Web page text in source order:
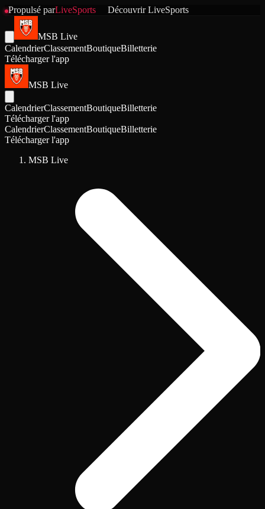
Propulsé parLiveSports DécouvrirLiveSports
MSB Live
CalendrierClassementBoutiqueBilletterie
Télécharger l'app
MSB Live
CalendrierClassementBoutiqueBilletterie
Télécharger l'app
CalendrierClassementBoutiqueBilletterie
Télécharger l'app
MSB Live